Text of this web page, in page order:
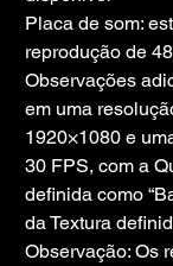
Placa de som:
reprodução de
Observações
em uma
1920×1080 e
30 FPS, com a
definida como
da Textura
Observação: Os